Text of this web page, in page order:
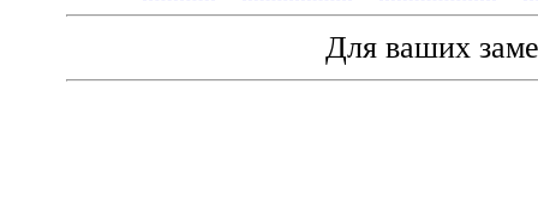
Для ваших